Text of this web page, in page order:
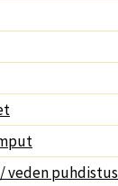
veden puhdistus